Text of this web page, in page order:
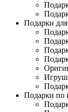
Подарки для
Подарки по